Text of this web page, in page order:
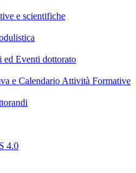
e scientifiche
ed Eventi dottorato
e Calendario Attività Formative
4.0